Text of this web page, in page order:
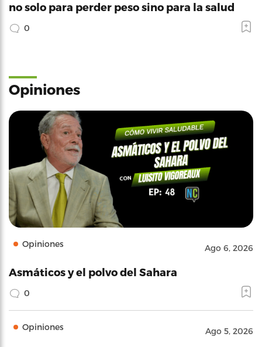
no solo para perder peso sino para la salud
0
Opiniones
Opiniones Ago 6, 2026
Asmáticos y el polvo del Sahara
0
Opiniones Ago 5, 2026